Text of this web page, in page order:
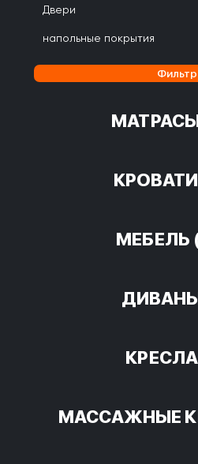
Двери
напольные покрытия
Фильтр
КРОВАТИ
МЕБЕЛЬ
КРЕСЛА
МАССАЖНЫЕ